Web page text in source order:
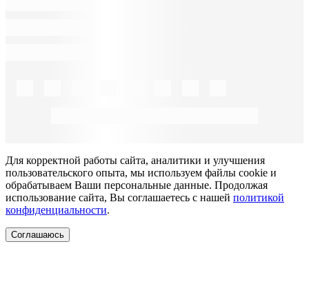
Для корректной работы сайта, аналитики и улучшения
пользовательского опыта, мы используем файлы cookie и
обрабатываем Ваши персональные данные. Продолжая
использование сайта, Вы соглашаетесь с нашей политикой
конфиденциальности.
Соглашаюсь